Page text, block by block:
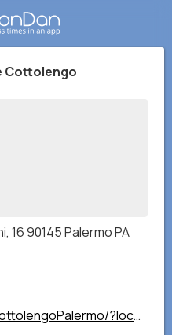
Cottolengo
16 90145 Palermo PA
?locale=it_IT